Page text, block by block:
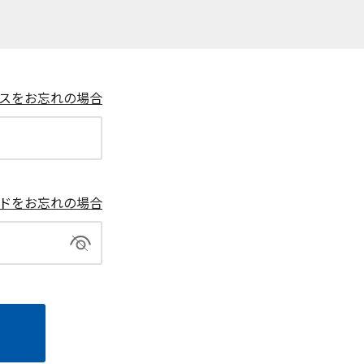
をお忘れの場合
をお忘れの場合